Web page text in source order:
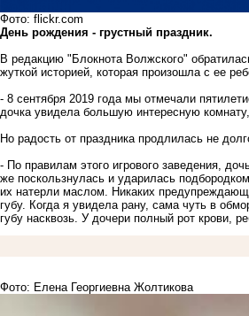
Фото: flickr.com
День рождения - грустный праздник.
В редакцию "Блокнота Волжского"
жуткой историей, которая произошла с ее
- 8 сентября 2019 года мы отмечали
дочка увидела большую интересную
Но радость от праздника продлилась не
- По правилам этого игрового заведения,
же поскользнулась и ударилась
их натерли маслом. Никаких
губу. Когда я увидела рану, сама чуть в
губу насквозь. У дочери полный рот крови,
Фото: Елена Георгиевна Жолтикова